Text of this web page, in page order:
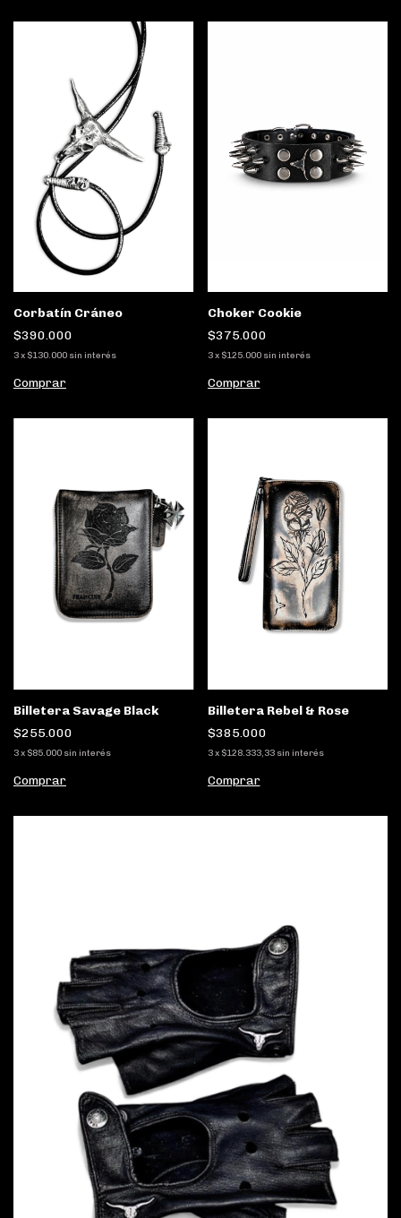
Corbatín Cráneo
$390.000
3x $130.000 sin interés
Comprar
Choker Cookie
$375.000
3 x $125.000 sin interés
Comprar
Billetera Savage Black
$255.000
3x $85.000 sin interés
Comprar
Billetera Rebel & Rose
$385.000
3 x $128.333,33 sin interés
Comprar